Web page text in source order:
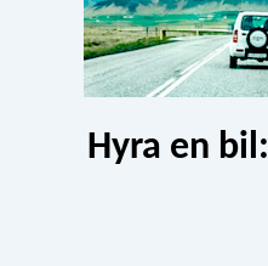
Hyra en bil: